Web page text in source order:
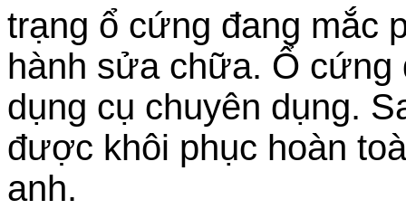
trạng ổ cứng đang mắc
hành sửa chữa. Ổ
dụng cụ chuyên dụng.
được khôi phục hoàn
anh.